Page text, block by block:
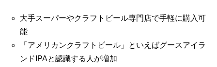
大手スーパーやクラフトビール専門店で手軽に購入可
能
「アメリカンクラフトビール」といえばグースアイラ
ンドIPAと認識する人が増加